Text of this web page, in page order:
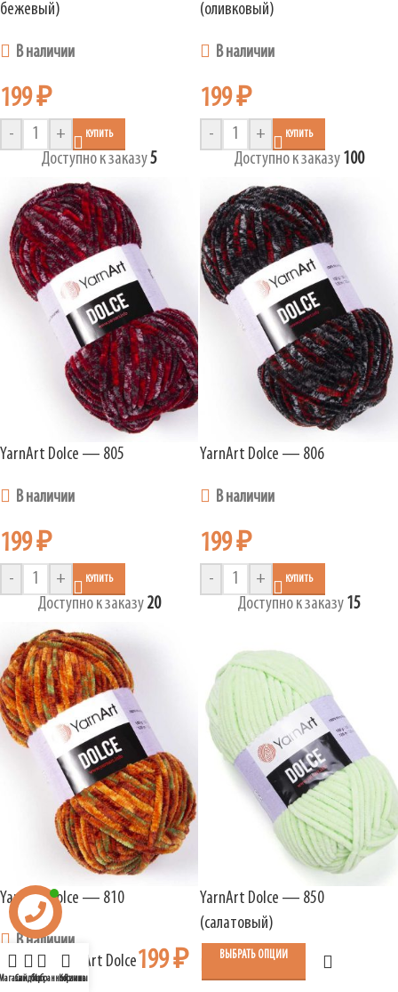
бежевый)
В наличии
199₽
- + КУПИТЬ
Доступно к заказу5
(оливковый)
В наличии
199₽
- + КУПИТЬ
Доступно к заказу 100
YarnArt Dolce — 805
В наличии
199₽
- + КУПИТЬ
Доступно к заказу 20
YarnArt Dolce — 806
В наличии
199₽
- + КУПИТЬ
Доступно к заказу 15
YarnArt Dolce — 810
В наличии
YarnArt Dolce — 850
(салатовый)
В наличии
СайдбарИзбранноеКорзина
Личный кабинет
YarnArt Dolce199₽ ВЫБРАТЬ ОПЦИИ